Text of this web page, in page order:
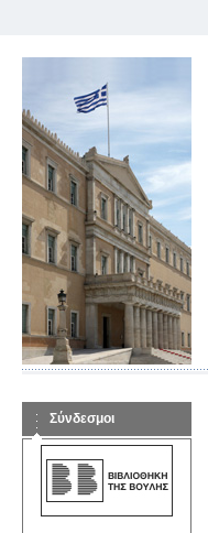
Σύνδεσμοι